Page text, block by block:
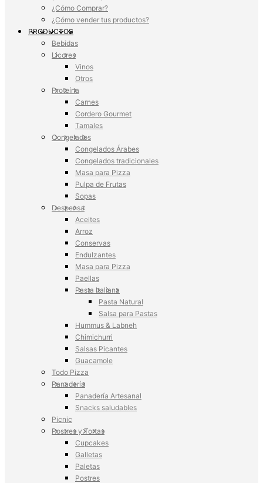
¿Cómo Comprar?
¿Cómo vender tus productos?
PRODUCTOS
Bebidas
Licores
Vinos
Otros
Proteína
Carnes
Cordero Gourmet
Tamales
Congelados
Congelados Árabes
Congelados tradicionales
Masa para Pizza
Pulpa de Frutas
Sopas
Despensa
Aceites
Arroz
Conservas
Endulzantes
Masa para Pizza
Paellas
Pasta Italiana
Pasta Natural
Salsa para Pastas
Hummus & Labneh
Chimichurri
Salsas Picantes
Guacamole
Todo Pizza
Panadería
Panadería Artesanal
Snacks saludables
Picnic
Postres y Tortas
Cupcakes
Galletas
Paletas
Postres